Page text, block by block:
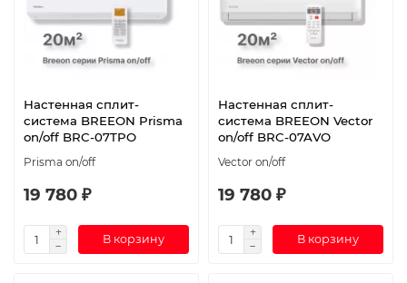
Настенная сплит-
система BREEON Prisma
on/off BRC-07TPO
Prisma on/off
19 780 ₽
В корзину
Настенная сплит-
система BREEON Vector
on/off BRC-07AVO
Vector on/off
19 780 ₽
В корзину